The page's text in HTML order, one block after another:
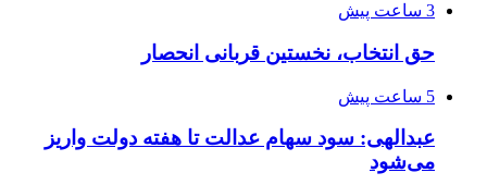
3 ساعت پیش
حق انتخاب، نخستین قربانی انحصار
5 ساعت پیش
عبدالهی: سود سهام عدالت تا هفته دولت واریز
می‌شود